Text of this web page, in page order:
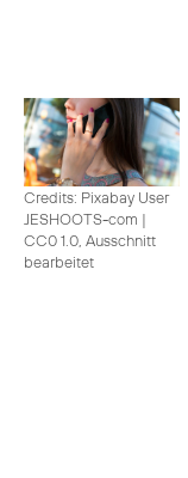
Credits: Pixabay User
JESHOOTS-com |
CC0 1.0, Ausschnitt
bearbeitet